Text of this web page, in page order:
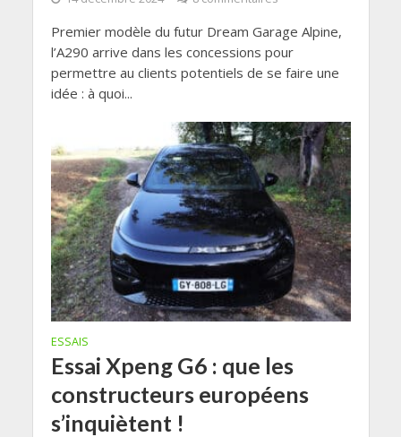
Premier modèle du futur Dream Garage Alpine,
l’A290 arrive dans les concessions pour
permettre au clients potentiels de se faire une
idée : à quoi...
ESSAIS
Essai Xpeng G6 : que les
constructeurs européens
s’inquiètent !